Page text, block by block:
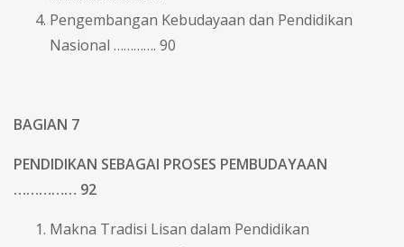
Pengembangan Kebudayaan dan Pendidikan
Nasional …………. 90
BAGIAN 7
PENDIDIKAN SEBAGAI PROSES PEMBUDAYAAN
…………… 92
Makna Tradisi Lisan dalam Pendidikan